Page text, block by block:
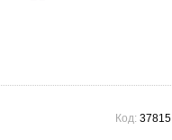
Код: 37815